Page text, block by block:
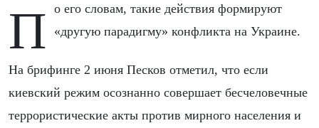
По его словам, такие действия формируют «другую парадигму» конфликта на Украине.
На брифинге 2 июня Песков отметил, что если
киевский режим осознанно совершает бесчеловечные
террористические акты против мирного населения и